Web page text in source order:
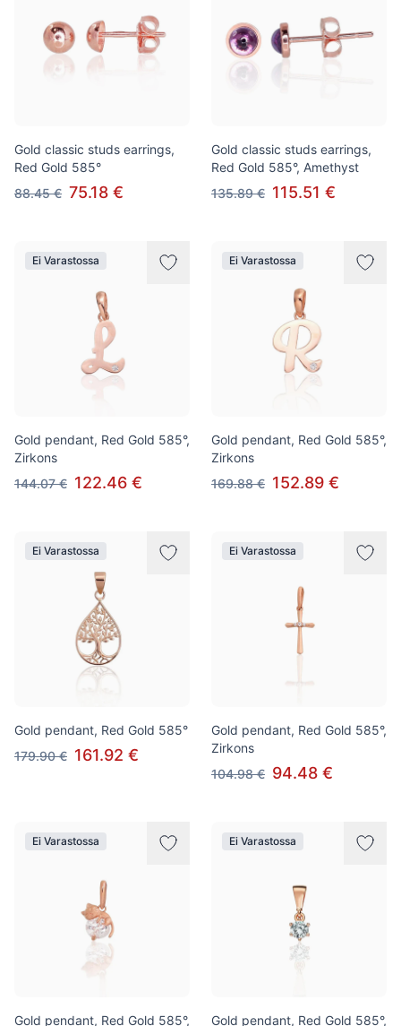
Gold classic studs earrings,
Red Gold 585°
88.45 € 75.18 €
Gold classic studs earrings,
Red Gold 585°, Amethyst
135.89 € 115.51 €
Ei Varastossa
Gold pendant, Red Gold 585°,
Zirkons
144.07 € 122.46 €
Ei Varastossa
Gold pendant, Red Gold 585°,
Zirkons
169.88 € 152.89 €
Ei Varastossa
Gold pendant, Red Gold 585°
179.90 € 161.92 €
Ei Varastossa
Gold pendant, Red Gold 585°,
Zirkons
104.98 € 94.48 €
Ei Varastossa
Gold pendant, Red Gold 585°,
Ei Varastossa
Gold pendant, Red Gold 585°,